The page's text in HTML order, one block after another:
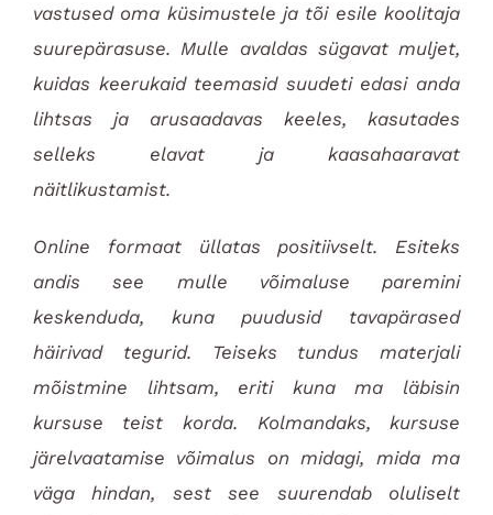
vastused oma küsimustele ja tõi esile koolitaja
suurepärasuse. Mulle avaldas sügavat muljet,
kuidas keerukaid teemasid suudeti edasi anda
lihtsas ja arusaadavas keeles, kasutades
selleks elavat ja kaasahaaravat
näitlikustamist.
Online formaat üllatas positiivselt. Esiteks
andis see mulle võimaluse paremini
keskenduda, kuna puudusid tavapärased
häirivad tegurid. Teiseks tundus materjali
mõistmine lihtsam, eriti kuna ma läbisin
kursuse teist korda. Kolmandaks, kursuse
järelvaatamise võimalus on midagi, mida ma
väga hindan, sest see suurendab oluliselt